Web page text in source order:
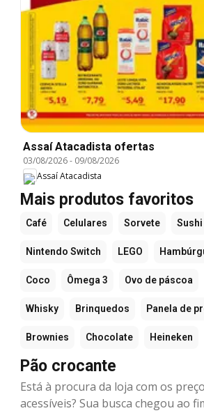
Assaí Atacadista ofertas
03/08/2026- 09/08/2026
Assaí Atacadista
Mais produtos favoritos
Café Celulares Sorvete Sushi
Nintendo Switch LEGO
Coco Ômega 3 Ovo de páscoa
Whisky Brinquedos Panela de
Brownies Chocolate Heineken
Pão crocante
Está à procura da loja com os
acessíveis? Sua busca chegou ao